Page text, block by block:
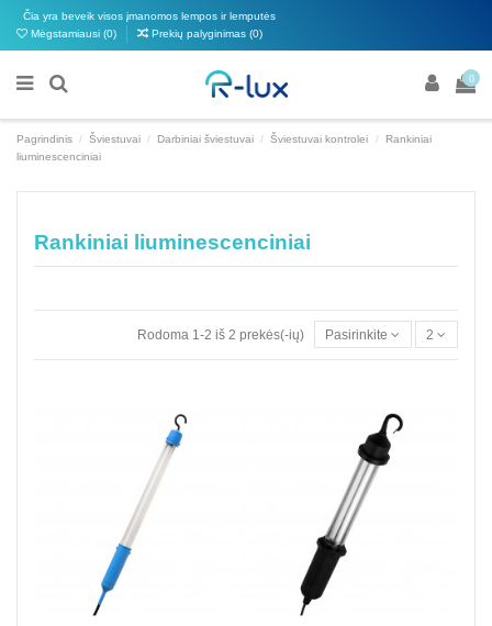
Čia yra beveik visos įmanomos lempos ir lemputės
Mėgstamiausi (0) Prekių palyginimas (0)
0
Pagrindinis Šviestuvai Darbiniai šviestuvai Šviestuvai kontrolei
Rankiniai
liuminescenciniai
Rankiniai liuminescenciniai
Rodoma 1-2 iš 2 prekės(-ių) Pasirinkite 2